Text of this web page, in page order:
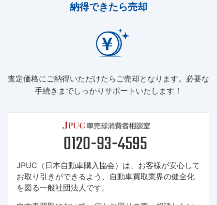
納得できたら売却
査定価格にご納得いただけたらご売却となります。必要な
手続きまでしっかりサポートいたします！
JPUC（日本自動車購入協会）は、お客様が安心して
お取り引きができるよう、自動車買取業界の健全化
を図る一般社団法人です。